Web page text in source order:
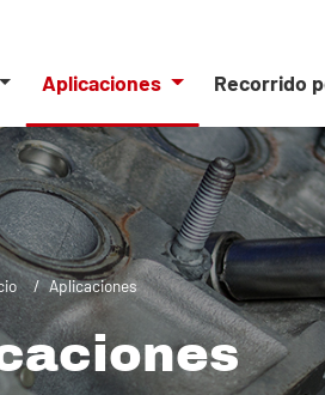
Aplicaciones Recorrido
Aplicaciones